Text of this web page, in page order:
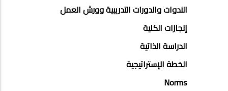
الندوات والدورات التدريبية وورش العمل
إنجازات الكلية
الدراسة الذاتية
الخطة الإستراتيجية
Norms